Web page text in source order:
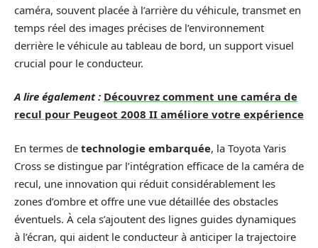
caméra, souvent placée à l’arrière du véhicule, transmet en
temps réel des images précises de l’environnement
derrière le véhicule au tableau de bord, un support visuel
crucial pour le conducteur.
A lire également : Découvrez comment une caméra de
recul pour Peugeot 2008 II améliore votre expérience
En termes de technologie embarquée, la Toyota Yaris
Cross se distingue par l’intégration efficace de la caméra de
recul, une innovation qui réduit considérablement les
zones d’ombre et offre une vue détaillée des obstacles
éventuels. À cela s’ajoutent des lignes guides dynamiques
à l’écran, qui aident le conducteur à anticiper la trajectoire